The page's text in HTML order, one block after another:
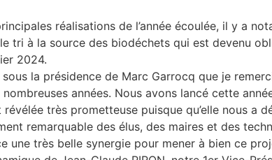
réalisations de l’année écoulée, il y a
tri à la source des biodéchets qui est devenu
2024.
sous la présidence de Marc Garrocq que je
années. Nous avons lancé cette
très prometteuse puisque qu’elle nous a
remarquable des élus, des maires et des
une très belle synergie pour mener à bien ce